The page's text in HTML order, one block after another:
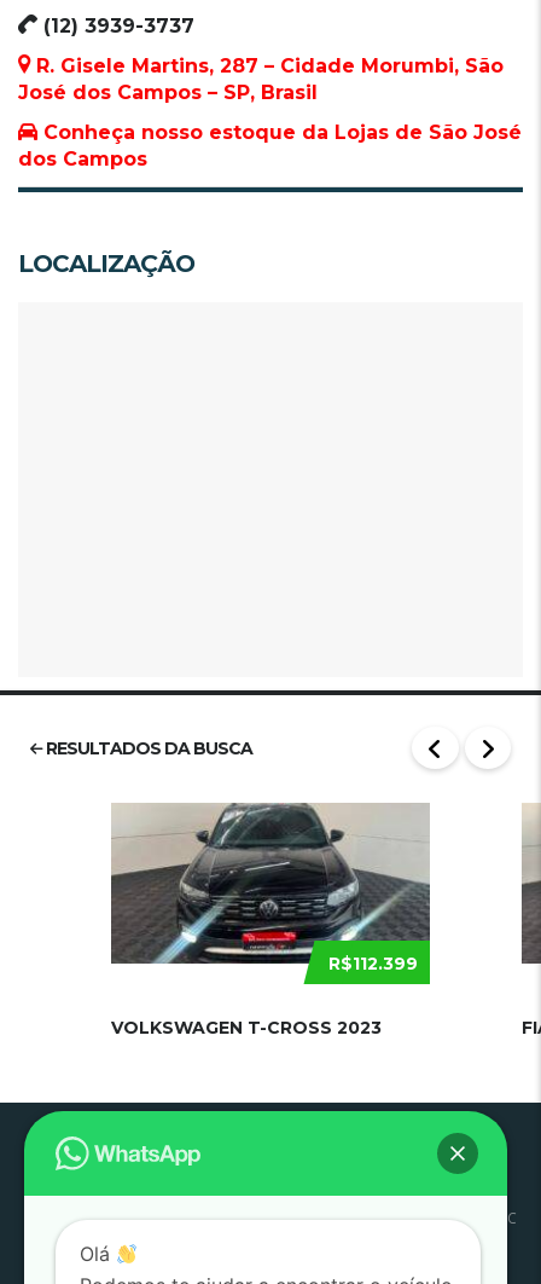
(12) 3939-3737
R. Gisele Martins, 287 – Cidade Morumbi, São
José dos Campos – SP, Brasil
Conheça nosso estoque da Lojas de São José
dos Campos
LOCALIZAÇÃO
RESULTADOS DA BUSCA
R$112.399
VOLKSWAGEN T-CROSS 2023
Estoque SJC Litoral
Conosco
SAC
Olá